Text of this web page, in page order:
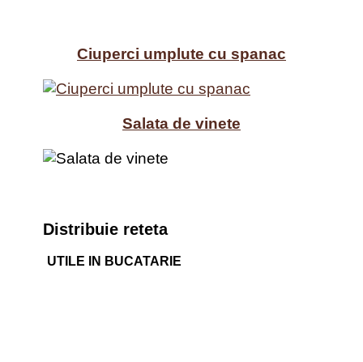
Ciuperci umplute cu spanac
Salata de vinete
Distribuie reteta
UTILE IN BUCATARIE